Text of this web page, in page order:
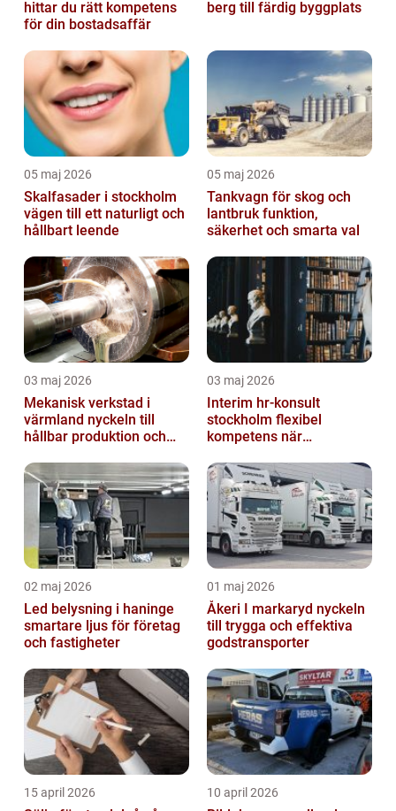
hittar du rätt kompetens
för din bostadsaffär
berg till färdig byggplats
05 maj 2026
Skalfasader i stockholm
vägen till ett naturligt och
hållbart leende
05 maj 2026
Tankvagn för skog och
lantbruk funktion,
säkerhet och smarta val
03 maj 2026
Mekanisk verkstad i
värmland nyckeln till
hållbar produktion och
03 maj 2026
Interim hr-konsult
stockholm flexibel
kompetens när
stöd
02 maj 2026
Led belysning i haninge
smartare ljus för företag
och fastigheter
01 maj 2026
Åkeri I markaryd nyckeln
till trygga och effektiva
godstransporter
15 april 2026 10 april 2026